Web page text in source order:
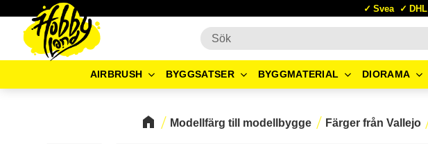
Svea DHL
AIRBRUSH BYGGSATSER BYGGMATERIAL DIORAMA
Modellfärg till modellbygge Färger från Vallejo